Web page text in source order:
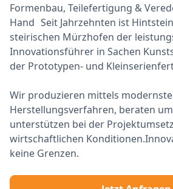
Formenbau, Teilefertigung &
Hand Seit Jahrzehnten ist
steirischen Mürzhofen der
Innovationsführer in Sachen
der Prototypen- und
Wir produzieren mittels
Herstellungsverfahren, beraten
unterstützen bei der
wirtschaftlichen
keine Grenzen.